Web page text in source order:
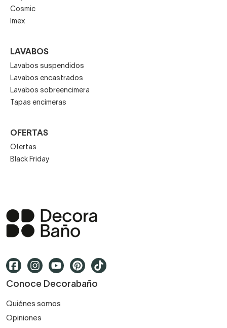
Cosmic
Imex
LAVABOS
Lavabos suspendidos
Lavabos encastrados
Lavabos sobreencimera
Tapas encimeras
OFERTAS
Ofertas
Black Friday
Conoce Decorabaño
Quiénes somos
Opiniones